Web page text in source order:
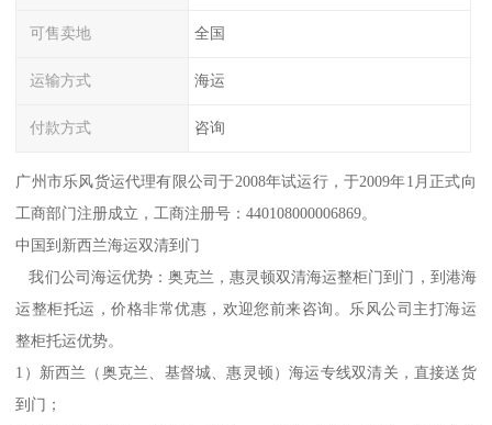
可售卖地 全国
运输方式 海运
付款方式 咨询
广州市乐风货运代理有限公司于2008年试运行，于2009年1月正式向
工商部门注册成立，工商注册号：440108000006869。
中国到新西兰海运双清到门
我们公司海运优势：奥克兰，惠灵顿双清海运整柜门到门，到港海
运整柜托运，价格非常优惠，欢迎您前来咨询。乐风公司主打海运
整柜托运优势。
1）新西兰（奥克兰、基督城、惠灵顿）海运专线双清关，直接送货
到门；